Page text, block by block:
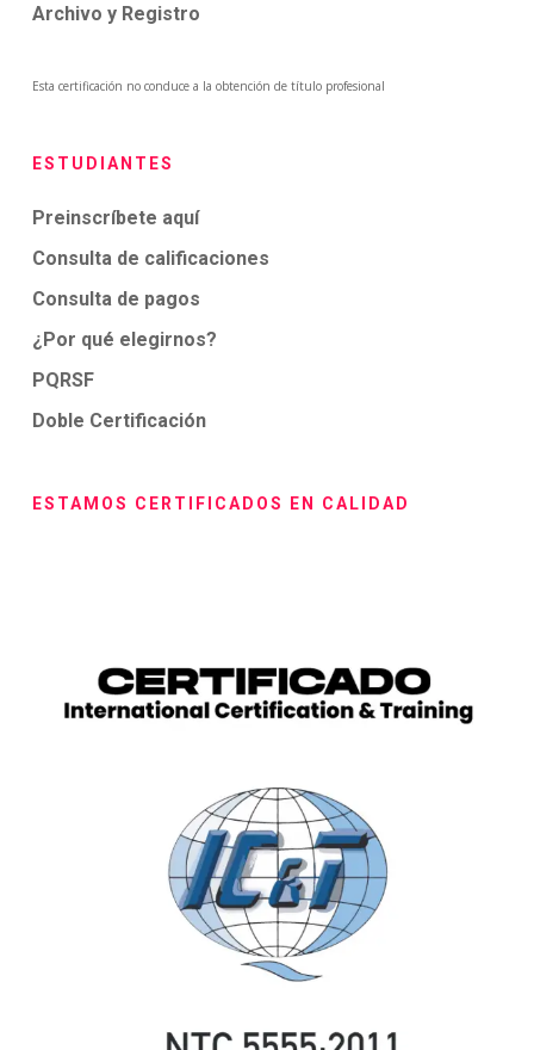
Archivo y Registro
Esta certificación no conduce a la obtención de título profesional
ESTUDIANTES
Preinscríbete aquí
Consulta de calificaciones
Consulta de pagos
¿Por qué elegirnos?
PQRSF
Doble Certificación
ESTAMOS CERTIFICADOS EN CALIDAD